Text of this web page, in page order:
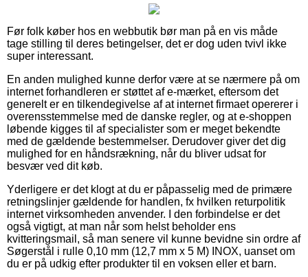
Før folk køber hos en webbutik bør man på en vis måde
tage stilling til deres betingelser, det er dog uden tvivl ikke
super interessant.
En anden mulighed kunne derfor være at se nærmere på om
internet forhandleren er støttet af e-mærket, eftersom det
generelt er en tilkendegivelse af at internet firmaet opererer i
overensstemmelse med de danske regler, og at e-shoppen
løbende kigges til af specialister som er meget bekendte
med de gældende bestemmelser. Derudover giver det dig
mulighed for en håndsrækning, når du bliver udsat for
besvær ved dit køb.
Yderligere er det klogt at du er påpasselig med de primære
retningslinjer gældende for handlen, fx hvilken returpolitik
internet virksomheden anvender. I den forbindelse er det
også vigtigt, at man når som helst beholder ens
kvitteringsmail, så man senere vil kunne bevidne sin ordre af
Søgerstål i rulle 0,10 mm (12,7 mm x 5 M) INOX, uanset om
du er på udkig efter produkter til en voksen eller et barn.